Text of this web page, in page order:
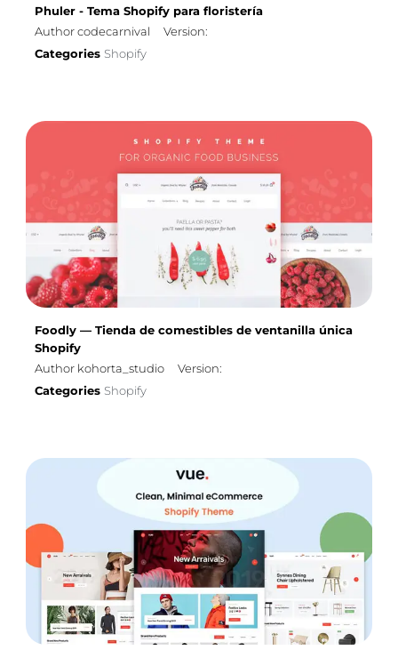
Phuler - Tema Shopify para floristería
Author codecarnival
Version:
Categories Shopify
Foodly — Tienda de comestibles de ventanilla única
Shopify
Author kohorta_studio
Version:
Categories Shopify